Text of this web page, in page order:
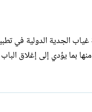
التطرف الاسرائيلية غياب الجدية الدولية
بما يؤدي إلى إغلاق الباب